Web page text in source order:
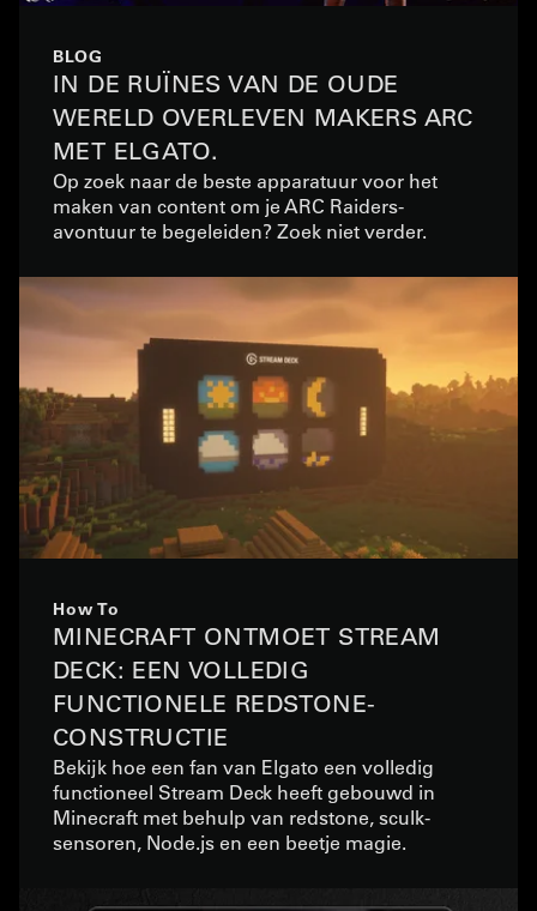
BLOG
IN DE RUÏNES VAN DE OUDE
WERELD OVERLEVEN MAKERS ARC
MET ELGATO.
Op zoek naar de beste apparatuur voor het
maken van content om je ARC Raiders-
avontuur te begeleiden? Zoek niet verder.
How To
MINECRAFT ONTMOET STREAM
DECK: EEN VOLLEDIG
FUNCTIONELE REDSTONE-
CONSTRUCTIE
Bekijk hoe een fan van Elgato een volledig
functioneel Stream Deck heeft gebouwd in
Minecraft met behulp van redstone, sculk-
sensoren, Node.js en een beetje magie.